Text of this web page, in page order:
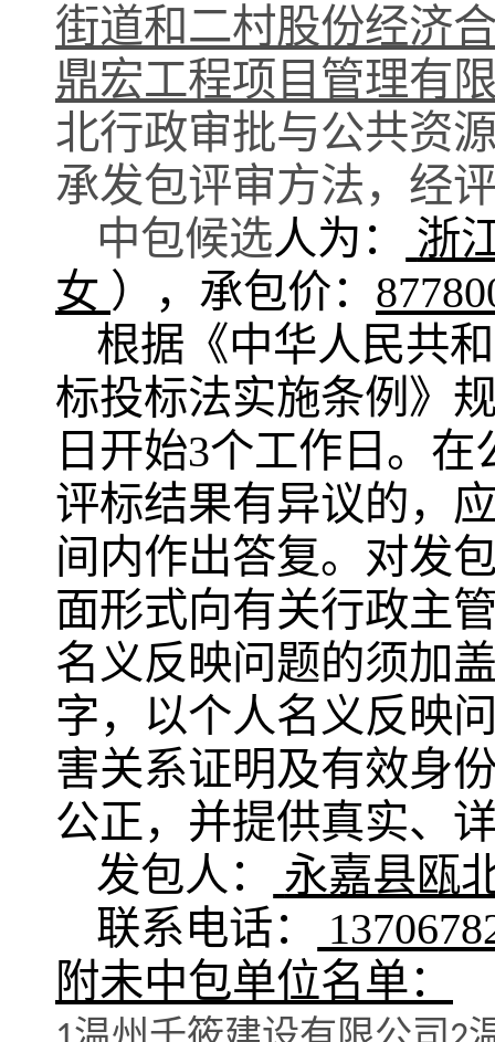
街道和二村股份经济
鼎宏工程项目管理有
北行政审批与公共资
承发包评审方法 ，经
中包候选人为：
浙
女 ）， 承包价：
根据《中华人民共
标投标法实施条例》
日开始3个工作日。在
评标结果有异议的，
间内作出答复。对发
面形式向有关行政主
名义反映问题的须加
字，以个人名义反映
害关系证明及有效身
公正，并提供真实、
发包人：
永嘉县瓯
联系电话：
附未中包单位名单：